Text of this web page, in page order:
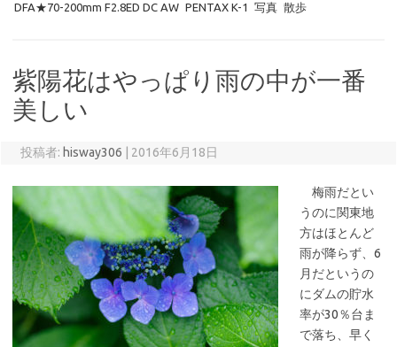
DFA★70-200mm F2.8ED DC AW PENTAX K-1 写真 散歩
紫陽花はやっぱり雨の中が一番
美しい
投稿者: hisway306 2016年6月18日
梅雨だとい
うのに関東地
方はほとんど
雨が降らず、6
月だというの
にダムの貯水
率が30％台ま
で落ち、早く